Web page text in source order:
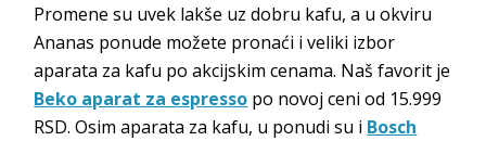
Promene su uvek lakše uz dobru kafu, a u okviru
Ananas ponude možete pronaći i veliki izbor
aparata za kafu po akcijskim cenama. Naš favorit je
Beko aparat za espresso po novoj ceni od 15.999
RSD. Osim aparata za kafu, u ponudi su i Bosch